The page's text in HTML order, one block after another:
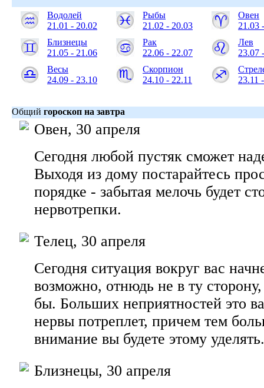
Водолей
21.01 - 20.02
Рыбы
21.02 - 20.03
Овен
21.03
Близнецы
21.05 - 21.06
Рак
22.06 - 22.07
Лев
23.07
Весы
24.09 - 23.10
Скорпион
24.10 - 22.11
23.11
Общий гороскоп на завтра
Овен, 30 апреля
Сегодня любой пустяк сможет
Выходя из дому постарайтесь
порядке - забытая мелочь будет
нервотрепки.
Телец, 30 апреля
Сегодня ситуация вокруг вас
возможно, отнюдь не в ту
бы. Больших неприятностей это
нервы потреплет, причем тем
внимание вы будете этому уделять.
Близнецы, 30 апреля